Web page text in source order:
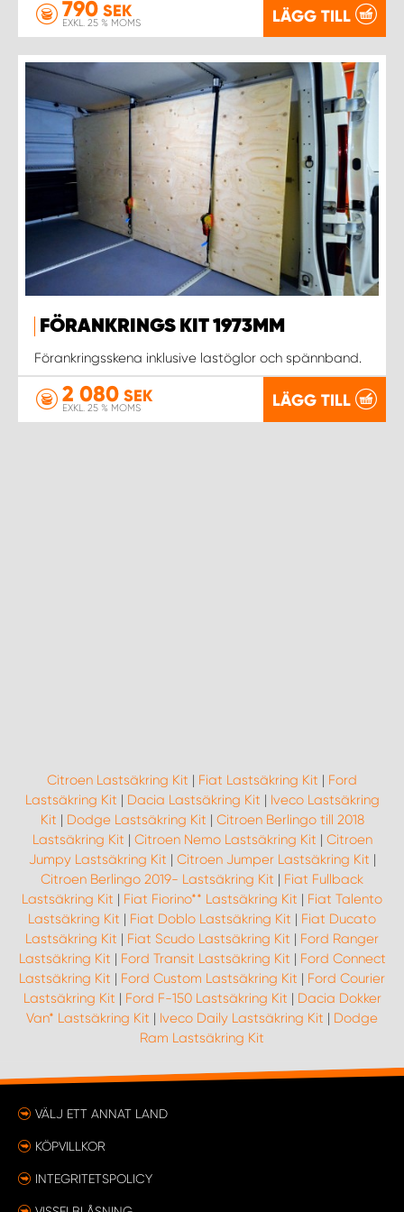
790 SEK
EXKL. 25 % MOMS LÄGG TILL
FÖRANKRINGS KIT 1973MM
Förankringsskena inklusive lastöglor och spännband.
2 080 SEK
EXKL. 25 % MOMS LÄGG TILL
Citroen Lastsäkring Kit | Fiat Lastsäkring Kit | Ford
Lastsäkring Kit | Dacia Lastsäkring Kit | Iveco Lastsäkring
Kit | Dodge Lastsäkring Kit | Citroen Berlingo till 2018
Lastsäkring Kit | Citroen Nemo Lastsäkring Kit | Citroen
Jumpy Lastsäkring Kit | Citroen Jumper Lastsäkring Kit |
Citroen Berlingo 2019- Lastsäkring Kit | Fiat Fullback
Lastsäkring Kit | Fiat Fiorino** Lastsäkring Kit | Fiat Talento
Lastsäkring Kit | Fiat Doblo Lastsäkring Kit | Fiat Ducato
Lastsäkring Kit | Fiat Scudo Lastsäkring Kit | Ford Ranger
Lastsäkring Kit | Ford Transit Lastsäkring Kit | Ford Connect
Lastsäkring Kit | Ford Custom Lastsäkring Kit | Ford Courier
Lastsäkring Kit | Ford F-150 Lastsäkring Kit | Dacia Dokker
Van* Lastsäkring Kit | Iveco Daily Lastsäkring Kit | Dodge
Ram Lastsäkring Kit
VÄLJ ETT ANNAT LAND
KÖPVILLKOR
INTEGRITETSPOLICY